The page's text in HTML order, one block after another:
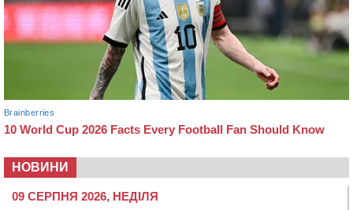
НОВИНИ
09 СЕРПНЯ 2026, НЕДІЛЯ